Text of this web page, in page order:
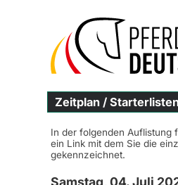
Zeitplan /
In der folgenden Auflistung
ein Link mit dem Sie die
gekennzeichnet.
Samstag, 04. Juli